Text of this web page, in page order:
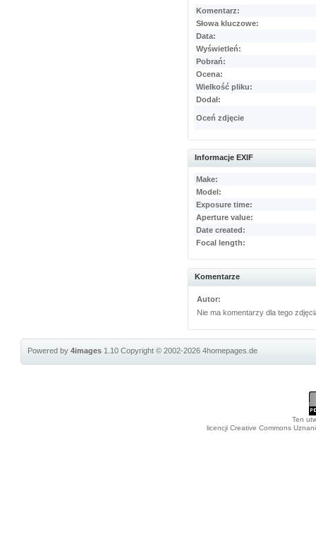
Komentarz:
Słowa kluczowe:
Data:
Wyświetleń:
Pobrań:
Ocena:
Wielkość pliku:
Dodał:
Oceń zdjęcie
Informacje EXIF
Make:
Model:
Exposure time:
Aperture value:
Date created:
Focal length:
Komentarze
Autor:
Nie ma komentarzy dla tego
Powered by4images 1.10Copyright © 2002-20264homepages.de
Ten
licencji Creative Commons